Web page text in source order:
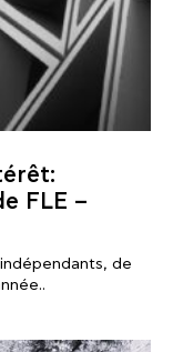
FLE –
de